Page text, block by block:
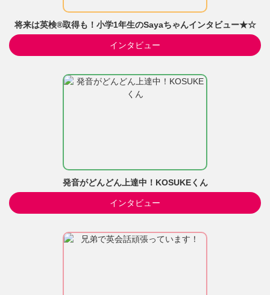
将来は英検®取得も！小学1年生のSayaちゃんインタビュー★☆
インタビュー
発音がどんどん上達中！KOSUKEくん
インタビュー